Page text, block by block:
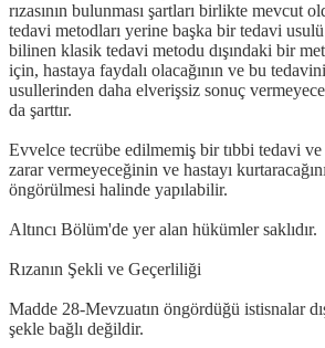
rızasının bulunması şartları birlikte mevcut
tedavi metodları yerine başka bir tedavi
bilinen klasik tedavi metodu dışındaki bir
için, hastaya faydalı olacağının ve bu
usullerinden daha elverişsiz sonuç
da şarttır.
Evvelce tecrübe edilmemiş bir tıbbi tedavi
zarar vermeyeceğinin ve hastayı
öngörülmesi halinde yapılabilir.
Altıncı Bölüm'de yer alan hükümler saklıdır.
Rızanın Şekli ve Geçerliliği
Madde 28-Mevzuatın öngördüğü istisnalar
şekle bağlı değildir.